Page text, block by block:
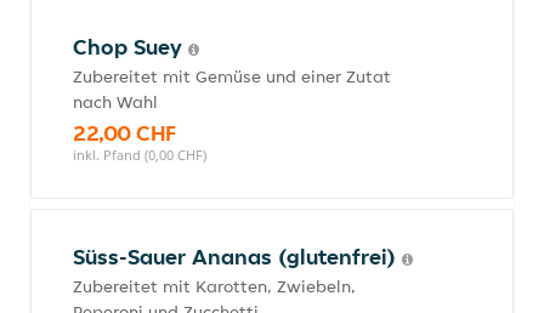
Chop Suey
Zubereitet mit Gemüse und einer Zutat
nach Wahl
22,00 CHF
inkl. Pfand (0,00 CHF)
Süss-Sauer Ananas (glutenfrei)
Zubereitet mit Karotten, Zwiebeln,